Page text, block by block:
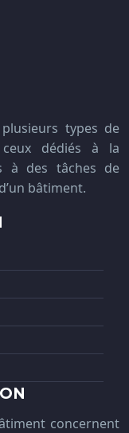
types de
dédiés à la
à des tâches de
bâtiment.
concernent